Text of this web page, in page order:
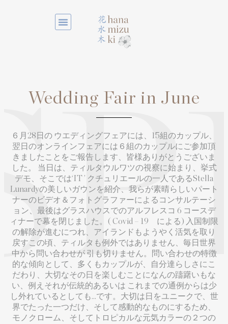
Wedding Fair in June
６月28日の ウエディングフェアには、15組のカップル、
翌日のオンラインフェアには６組のカップルにご参加頂
きましたことをご報告します、皆様ありがとうございま
した。 当日は、ティルタウルワツの視察に始まり、挙式
デモ、そこでは‘IT ’ クチュリエールの一人であるStella
Lunardyの美しいガウンを紹介、我らが素晴らしいパート
ナーのビデオ＆フォトグラファーによるコンサルテーシ
ョン、最後はグラスハウスでのアルフレスコ 6 コースデ
ィナーで幕を閉じました。( Covid – 19 による) 入国制限
の解除が進むにつれ、アイランドもようやく活気を取り
戻すこの頃、ティルタも例外ではありません、毎日世界
中から問い合わせが 引も切りません。問い合わせの特徴
的な傾向として、多くもカップルが、自分達らしさにこ
だわり、大切なその日を楽しむことになんの躊躇いもな
い、例えそれが伝統的あるいは これまでの通例からは少
し外れているとしても…です。大切は日をユニークで、世
界でたった一つだけ、そして感動的なものにするため、
モノクローム、そしてトロピカルな元気カラーの２つの